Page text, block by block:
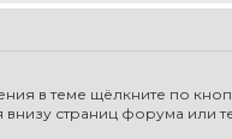
в теме щёлкните по
страниц форума или